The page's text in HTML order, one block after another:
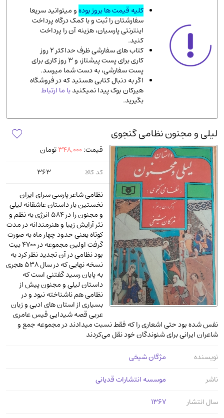
فلسفه و جامعه شناسی(151)
ادبیات و شعر
ادیان و مذاهب
دانشگاهی و آموزشی
اقتصادی، بازاریابی و مالی(56)
پزشکی(140)
کامپیوتر و نرم افزار(13)
ورزشی و تربیت بدنی(34)
آشپزی و خوراکی(25)
سرگرمی و بازی (7)
سیاسی(116)
رمان و داستان خارجی
حقوقی و قانون(47)
کتاب های مصور رنگی و گلاسه(23)
عرفانی و سلوک(45)
الکترونیک(11)
دایره المعارف و فرهنگ(13)
معماری، عمران و شهرسازی(29)
کتاب های قدیمی دینی و مذهبی
طراحی هنر و نقاشی و مجسمه سازی(26)
کتاب چاپ سنگی و کتاب خطی قدیمی
کلیه قیمت ها بروز بودهو میتوانید سریعا
سفارشتان را ثبت و با کمک درگاه پرداخت
اینترنتی پارسیان، هزینه آن را پرداخت
کنید.
کتاب های سفارشی ظرف حداکثر 2 روز
کاری برای پست پیشتاز، و 3 روز کاری برای
پست سفارشی، به دست شما میرسد.
اگر به دنبال کتابی هستید که در فروشگاه
هیرکان بوک پیدا نمیکنیدبا ما ارتباط
بگیرید.
لیلی و مجنون نظامی گنجوی
قیمت: 348,000تومان
کد کالا
363
نظامی شاعر پارسی سرای ایران
نخستین بار داستان عاشقانه لیلی
و مجنون را در 584 انرژی به نظم و
نثر آرایش زیبا و هنرمندانه در مدت
کوتاه یعنی حدود چهار ماه به صورت
گرفت اولین مجموعه در 4700 بیت
بود نظامی در آن تجدید نظر کرد به
نسخه نهایی که در سال 538 هجری
به پایان رسید گفتنی است که
داستان لیلی و مجنون پیش از
نظامی هم ناشناخته نبود و در
بسیاری از استان های ادبی و زبان
عربی قصه شیدایی قیس عامری
نفس شده بود حتی اشعاری را که فقط نسبت میدادند در مجموعه جمع و
شاعران ایرانی برای شنوندگان خود نقل می‌کردند
نویسنده
مژگان شیخی
ناشر
موسسه انتشارات قدیانی
سال انتشار
1367